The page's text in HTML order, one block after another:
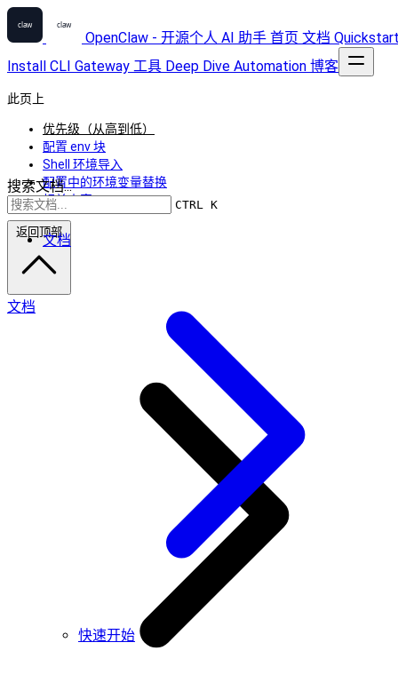
OpenClaw - 开源个人 AI 助手 首页 文档
Install CLI Gateway 工具 Deep Dive Automation 博客
搜索文档...
CTRL K
文档
快速开始
此页上
优先级（从高到低）
配置 env 块
Shell 环境导入
配置中的环境变量替换
相关内容
返回顶部
文档